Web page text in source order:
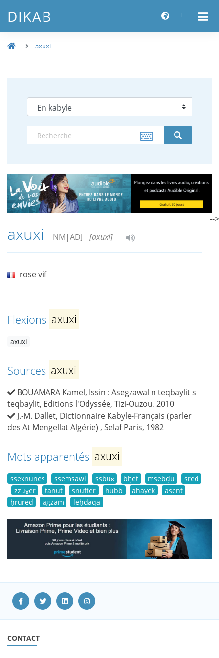
DIKAB
axuxi
axuxi NM|ADJ [axuxi]
rose vif
Flexions axuxi
axuxi
Sources axuxi
BOUAMARA Kamel, Issin : Asegzawal n teqbaylit s
teqbaylit, Editions l'Odyssée, Tizi-Ouzou, 2010
J.-M. Dallet, Dictionnaire Kabyle-Français (parler
des At Mengellat Algérie) , Selaf Paris, 1982
Mots apparentés axuxi
ssexnunes ssemsawi ssbuɛ bḥet msebḍu
sred
zzuɣer
tanuṭ snuffer hubb aḥayek
asent
ḥrured
agzam leḥdaqa
-->
CONTACT